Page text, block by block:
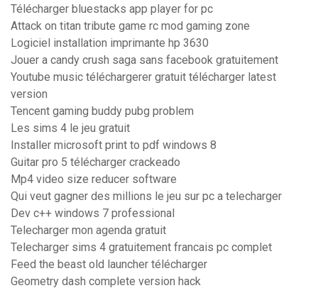
Télécharger bluestacks app player for pc
Attack on titan tribute game rc mod gaming zone
Logiciel installation imprimante hp 3630
Jouer a candy crush saga sans facebook gratuitement
Youtube music téléchargerer gratuit télécharger latest
version
Tencent gaming buddy pubg problem
Les sims 4 le jeu gratuit
Installer microsoft print to pdf windows 8
Guitar pro 5 télécharger crackeado
Mp4 video size reducer software
Qui veut gagner des millions le jeu sur pc a telecharger
Dev c++ windows 7 professional
Telecharger mon agenda gratuit
Telecharger sims 4 gratuitement francais pc complet
Feed the beast old launcher télécharger
Geometry dash complete version hack